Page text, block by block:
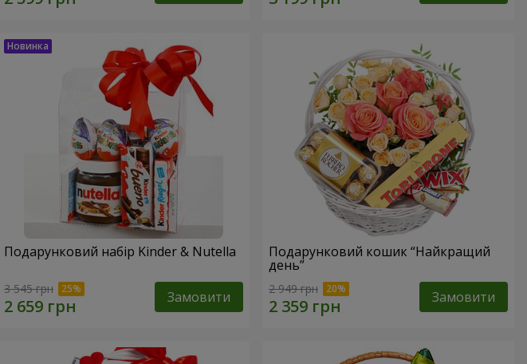
Подарунковий набір Kinder & Nutella
3 545 грн Замовити
Подарунковий кошик “Найкращий
день”
2 949 грн Замовити